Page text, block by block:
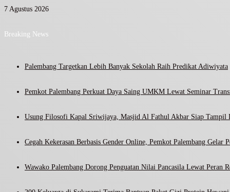
7 Agustus 2026
Breaking News
Palembang Targetkan Lebih Banyak Sekolah Raih Predikat Adiwiyata
Pemkot Palembang Perkuat Daya Saing UMKM Lewat Seminar
Usung Filosofi Kapal Sriwijaya, Masjid Al Fathul Akbar Siap Tampil
Cegah Kekerasan Berbasis Gender Online, Pemkot Palembang Gelar
Wawako Palembang Dorong Penguatan Nilai Pancasila Lewat Peran